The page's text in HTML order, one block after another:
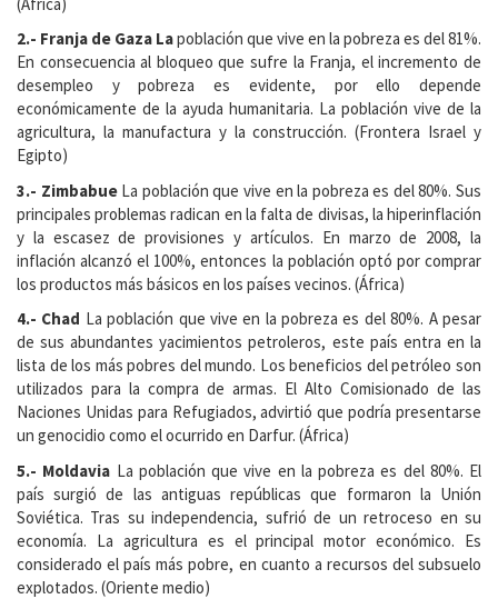
2.- Franja de Gaza Lapoblación que vive en la pobreza es del 81%.
En consecuencia al bloqueo que sufre la Franja, el incremento de
desempleo y pobreza es evidente, por ello depende
económicamente de la ayuda humanitaria. La población vive de la
agricultura, la manufactura y la construcción. (Frontera Israel y
Egipto)
3.- Zimbabue La población que vive en la pobreza es del 80%. Sus
principales problemas radican en la falta de divisas, la hiperinflación
y la escasez de provisiones y artículos. En marzo de 2008, la
inflación alcanzó el 100%, entonces la población optó por comprar
los productos más básicos en los países vecinos. (África)
4.- Chad La población que vive en la pobreza es del 80%. A pesar
de sus abundantes yacimientos petroleros, este país entra en la
lista de los más pobres del mundo. Los beneficios del petróleo son
utilizados para la compra de armas. El Alto Comisionado de las
Naciones Unidas para Refugiados, advirtió que podría presentarse
un genocidio como el ocurrido en Darfur. (África)
5.- Moldavia La población que vive en la pobreza es del 80%. El
país surgió de las antiguas repúblicas que formaron la Unión
Soviética. Tras su independencia, sufrió de un retroceso en su
economía. La agricultura es el principal motor económico. Es
considerado el país más pobre, en cuanto a recursos del subsuelo
explotados. (Oriente medio)